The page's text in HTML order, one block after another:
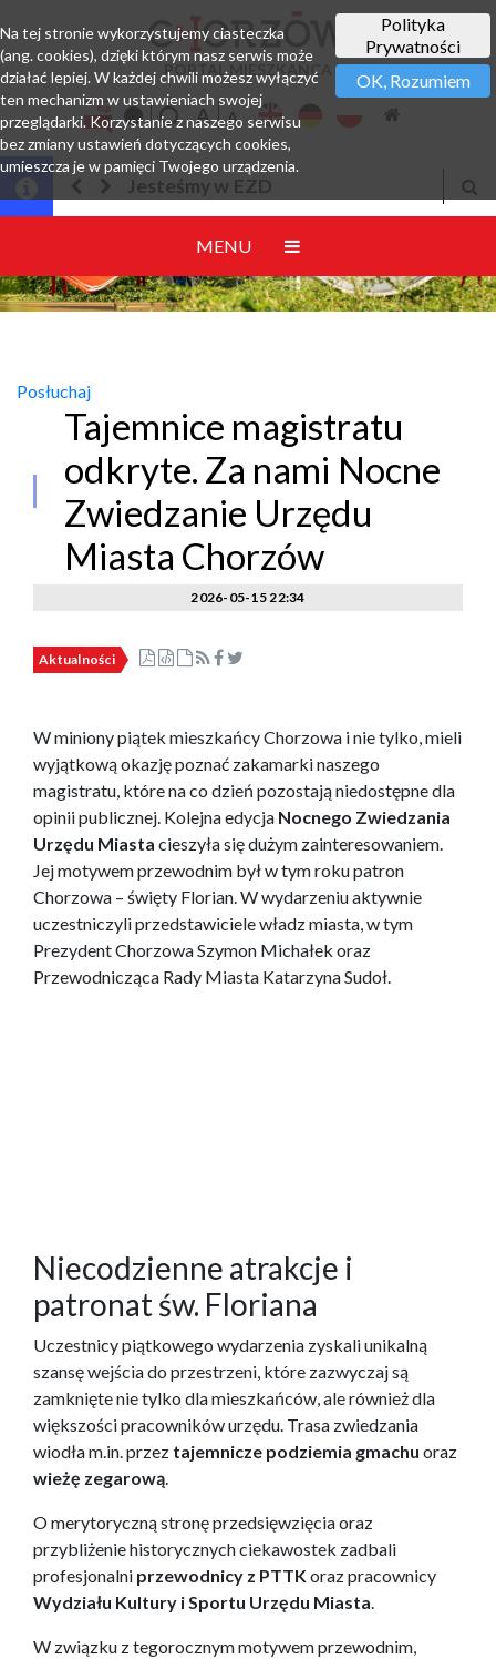
PORTAL MIESZKAŃCA
Jesteśmy w EZD
MENU
Posłuchaj
Tajemnice magistratu
odkryte. Za nami Nocne
Zwiedzanie Urzędu
Miasta Chorzów
2026-05-15 22:34
Aktualności
W miniony piątek mieszkańcy Chorzowa i nie tylko, mieli
wyjątkową okazję poznać zakamarki naszego
magistratu, które na co dzień pozostają niedostępne dla
opinii publicznej. Kolejna edycja Nocnego Zwiedzania
Urzędu Miasta cieszyła się dużym zainteresowaniem.
Jej motywem przewodnim był w tym roku patron
Chorzowa – święty Florian. W wydarzeniu aktywnie
uczestniczyli przedstawiciele władz miasta, w tym
Prezydent Chorzowa Szymon Michałek oraz
Przewodnicząca Rady Miasta Katarzyna Sudoł.
Niecodzienne atrakcje i
patronat św. Floriana
Uczestnicy piątkowego wydarzenia zyskali unikalną
szansę wejścia do przestrzeni, które zazwyczaj są
zamknięte nie tylko dla mieszkańców, ale również dla
większości pracowników urzędu. Trasa zwiedzania
wiodła m.in. przez tajemnicze podziemia gmachu oraz
wieżę zegarową.
O merytoryczną stronę przedsięwzięcia oraz
przybliżenie historycznych ciekawostek zadbali
profesjonalni przewodnicy z PTTKoraz pracownicy
Wydziału Kultury i Sportu Urzędu Miasta.
W związku z tegorocznym motywem przewodnim,
Polityka
Prywatności
OK, Rozumiem
Na tej stronie wykorzystujemy ciasteczka
(ang. cookies), dzięki którym nasz serwis może
działać lepiej. W każdej chwili możesz wyłączyć
ten mechanizm w ustawieniach swojej
przeglądarki. Korzystanie z naszego serwisu
bez zmiany ustawień dotyczących cookies,
umieszcza je w pamięci Twojego urządzenia.